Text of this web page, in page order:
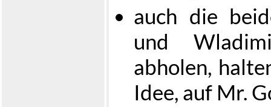
auch die
und
abholen,
Idee, auf Mr.